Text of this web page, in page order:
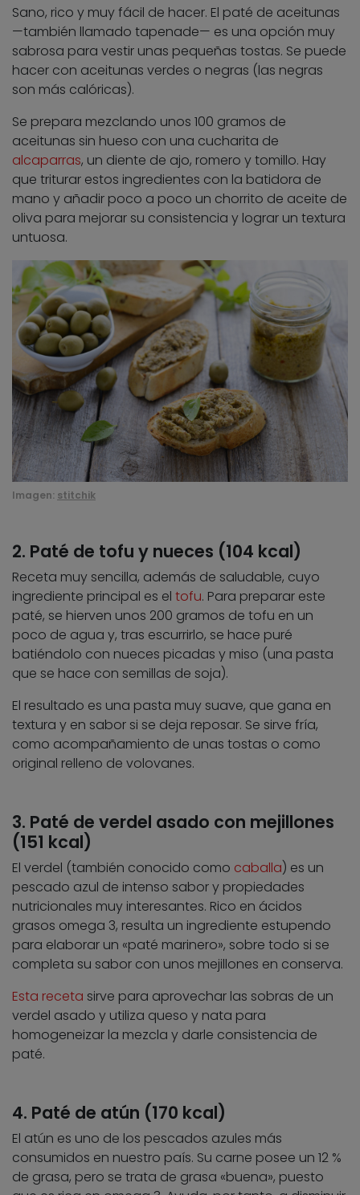
Sano, rico y muy fácil de hacer. El paté de aceitunas
—también llamado tapenade— es una opción muy
sabrosa para vestir unas pequeñas tostas. Se puede
hacer con aceitunas verdes o negras (las negras
son más calóricas).
Se prepara mezclando unos 100 gramos de
aceitunas sin hueso con una cucharita de
alcaparras, un diente de ajo, romero y tomillo. Hay
que triturar estos ingredientes con la batidora de
mano y añadir poco a poco un chorrito de aceite de
oliva para mejorar su consistencia y lograr un textura
untuosa.
Imagen: stitchik
2. Paté de tofu y nueces (104 kcal)
Receta muy sencilla, además de saludable, cuyo
ingrediente principal es el tofu. Para preparar este
paté, se hierven unos 200 gramos de tofu en un
poco de agua y, tras escurrirlo, se hace puré
batiéndolo con nueces picadas y miso (una pasta
que se hace con semillas de soja).
El resultado es una pasta muy suave, que gana en
textura y en sabor si se deja reposar. Se sirve fría,
como acompañamiento de unas tostas o como
original relleno de volovanes.
3. Paté de verdel asado con mejillones
(151 kcal)
El verdel (también conocido como caballa) es un
pescado azul de intenso sabor y propiedades
nutricionales muy interesantes. Rico en ácidos
grasos omega 3, resulta un ingrediente estupendo
para elaborar un «paté marinero», sobre todo si se
completa su sabor con unos mejillones en conserva.
Esta receta sirve para aprovechar las sobras de un
verdel asado y utiliza queso y nata para
homogeneizar la mezcla y darle consistencia de
paté.
4. Paté de atún (170 kcal)
El atún es uno de los pescados azules más
consumidos en nuestro país. Su carne posee un 12 %
de grasa, pero se trata de grasa «buena», puesto